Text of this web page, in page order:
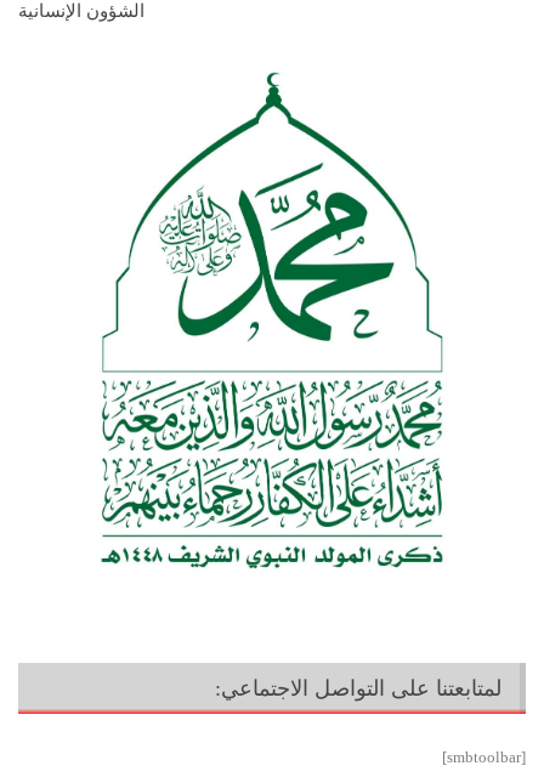
الشؤون الإنسانية
لمتابعتنا على التواصل الاجتماعي:
[smbtoolbar]